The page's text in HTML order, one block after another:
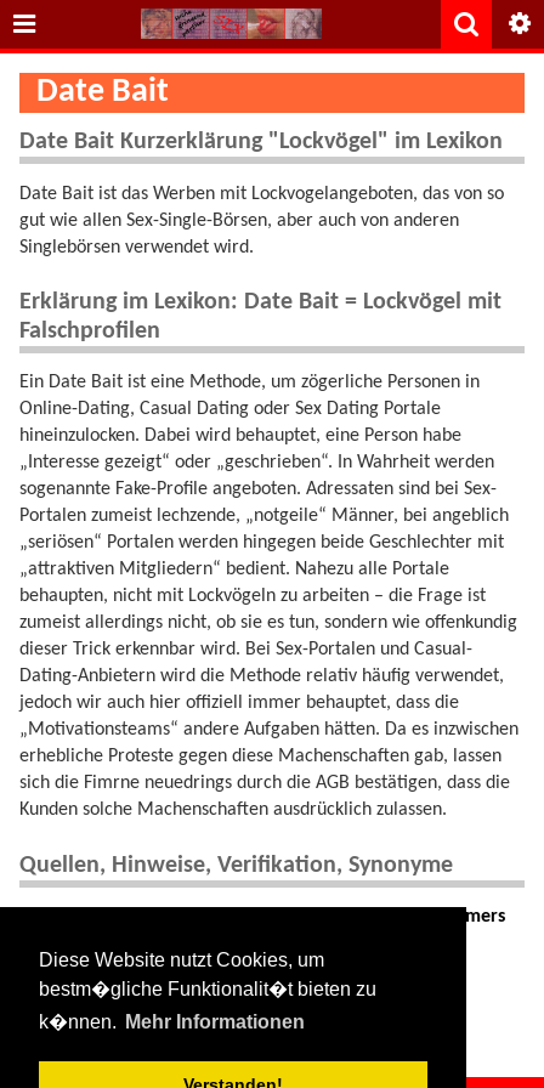
Diese Website nutzt Cookies, um
bestm�gliche Funktionalit�t bieten zu
k�nnen.
Mehr Informationen
Date Bait
Date Bait Kurzerklärung "Lockvögel" im Lexikon
Date Bait ist das Werben mit Lockvogelangeboten, das von so
gut wie allen Sex-Single-Börsen, aber auch von anderen
Singlebörsen verwendet wird.
Erklärung im Lexikon: Date Bait = Lockvögel mit
Falschprofilen
Ein Date Bait ist eine Methode, um zögerliche Personen in
Online-Dating, Casual Dating oder Sex Dating Portale
hineinzulocken. Dabei wird behauptet, eine Person habe
„Interesse gezeigt“ oder „geschrieben“. In Wahrheit werden
sogenannte Fake-Profile angeboten. Adressaten sind bei Sex-
Portalen zumeist lechzende, „notgeile“ Männer, bei angeblich
„seriösen“ Portalen werden hingegen beide Geschlechter mit
„attraktiven Mitgliedern“ bedient. Nahezu alle Portale
behaupten, nicht mit Lockvögeln zu arbeiten – die Frage ist
zumeist allerdings nicht, ob sie es tun, sondern wie offenkundig
dieser Trick erkennbar wird. Bei Sex-Portalen und Casual-
Dating-Anbietern wird die Methode relativ häufig verwendet,
jedoch wir auch hier offiziell immer behauptet, dass die
„Motivationsteams“ andere Aufgaben hätten. Da es inzwischen
erhebliche Proteste gegen diese Machenschaften gab, lassen
sich die Fimrne neuedrings durch die AGB bestätigen, dass die
Kunden solche Machenschaften ausdrücklich zulassen.
Quellen, Hinweise, Verifikation, Synonyme
Consumers
* DeutschLockvogel,Animateurin ,Motivatiosnteam